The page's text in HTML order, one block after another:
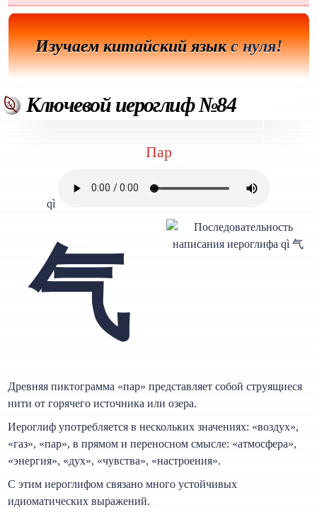
Изучаем китайский языкс нуля!
Ключевой иероглиф №84
Пар
qì
气
Древняя пиктограмма «пар» представляет собой струящиеся
нити от горячего источника или озера.
Иероглиф употребляется в нескольких значениях: «воздух»,
«газ», «пар», в прямом и переносном смысле: «атмосфера»,
«энергия», «дух», «чувства», «настроения».
С этим иероглифом связано много устойчивых
идиоматических выражений.